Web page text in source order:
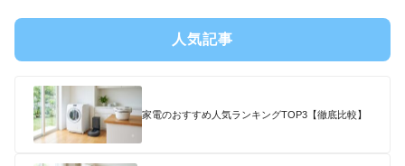
人気記事
家電のおすすめ人気ランキングTOP3【徹底比較】